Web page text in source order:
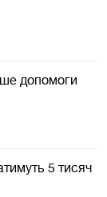
допомоги
5 тисяч